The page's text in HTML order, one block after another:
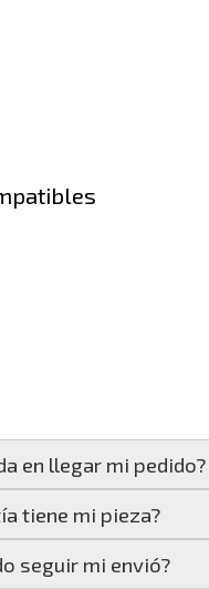
en llegar mi pedido?
en un plazo
tiempo estimado de
tiene mi pieza?
el tipo de producto:
seguir mi envió?